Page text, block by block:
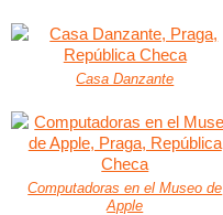
Casa Danzante
Computadoras en el Museo de
Apple